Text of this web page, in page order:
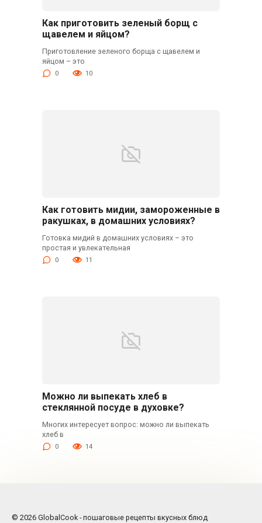
Как приготовить зеленый борщ с
щавелем и яйцом?
Приготовление зеленого борща с щавелем и
яйцом – это
0 10
Как готовить мидии, замороженные в
ракушках, в домашних условиях?
Готовка мидий в домашних условиях – это
простая и увлекательная
0 11
Можно ли выпекать хлеб в
стеклянной посуде в духовке?
Многих интересует вопрос: можно ли выпекать
хлеб в
0 14
© 2026 GlobalCook - пошаговые рецепты вкусных блюд